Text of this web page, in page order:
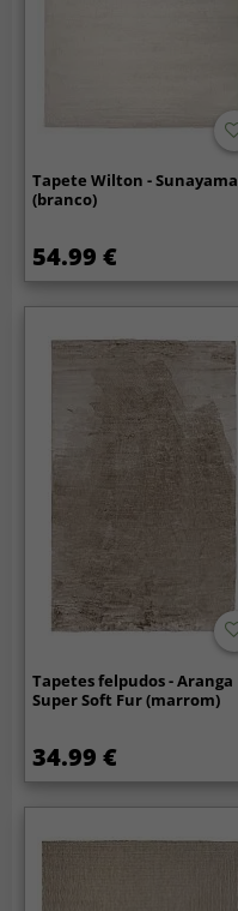
Tapete Wilton - Sunayama
(branco)
54.99 €
Tapetes felpudos - Aranga
Super Soft Fur (marrom)
34.99 €